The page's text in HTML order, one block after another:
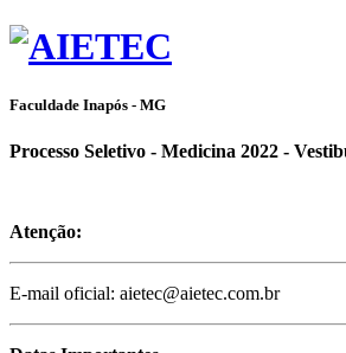
Faculdade Inapós - MG
Processo Seletivo - Medicina 2022 -
Atenção:
E-mail oficial: aietec@aietec.com.br